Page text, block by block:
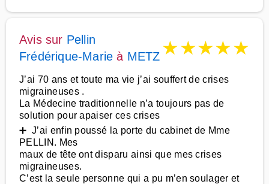
Avis sur Pellin
Frédérique-Marie à METZ ★★★★★
J’ai 70 ans et toute ma vie j’ai souffert de crises
migraineuses .
La Médecine traditionnelle n’a toujours pas de
solution pour apaiser ces crises
➕ J’ai enfin poussé la porte du cabinet de Mme
PELLIN. Mes
maux de tête ont disparu ainsi que mes crises
migraineuses.
C’est la seule personne qui a pu m’en soulager et